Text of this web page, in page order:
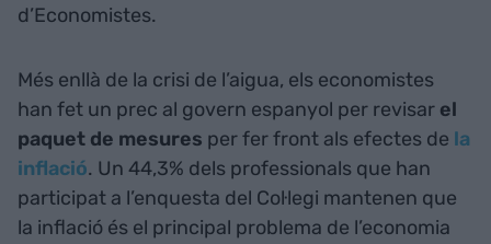
d’Economistes.
Més enllà de la crisi de l’aigua, els economistes
han fet un prec al govern espanyol per revisar el
paquet de mesures per fer front als efectes de la
inflació. Un 44,3% dels professionals que han
participat a l’enquesta del Col·legi mantenen que
la inflació és el principal problema de l’economia